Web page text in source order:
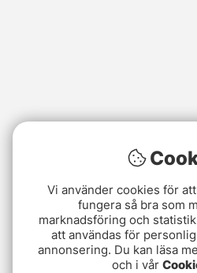
Vi använder cookies för
fungera så bra som
marknadsföring och
att användas för
annonsering. Du kan läsa
och i vår